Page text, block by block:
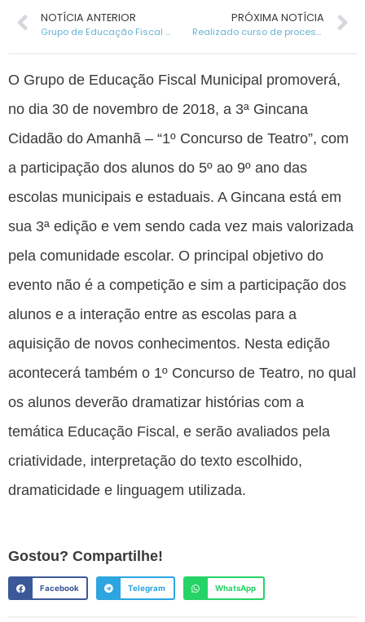
NOTÍCIA ANTERIOR
Grupo de Educação Fiscal participa de Seminário Regional
PRÓXIMA NOTÍCIA
Realizado curso de processamento de frutas
O Grupo de Educação Fiscal Municipal promoverá,
no dia 30 de novembro de 2018, a 3ª Gincana
Cidadão do Amanhã – “1º Concurso de Teatro”, com
a participação dos alunos do 5º ao 9º ano das
escolas municipais e estaduais. A Gincana está em
sua 3ª edição e vem sendo cada vez mais valorizada
pela comunidade escolar. O principal objetivo do
evento não é a competição e sim a participação dos
alunos e a interação entre as escolas para a
aquisição de novos conhecimentos. Nesta edição
acontecerá também o 1º Concurso de Teatro, no qual
os alunos deverão dramatizar histórias com a
temática Educação Fiscal, e serão avaliados pela
criatividade, interpretação do texto escolhido,
dramaticidade e linguagem utilizada.
Gostou? Compartilhe!
Facebook Telegram WhatsApp